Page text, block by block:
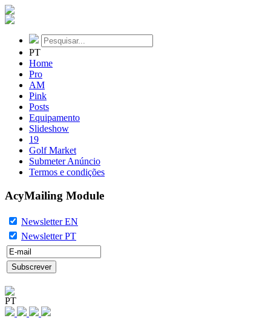
PT
Home
Pro
AM
Pink
Posts
Equipamento
Slideshow
19
Golf Market
Submeter Anúncio
Termos e condições
AcyMailing Module
Newsletter EN
Newsletter PT
PT